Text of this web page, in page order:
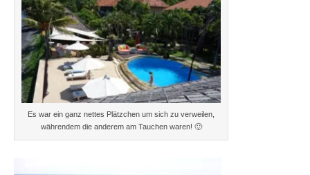
Es war ein ganz nettes Plätzchen um sich zu verweilen,
währendem die anderem am Tauchen waren! 🙂